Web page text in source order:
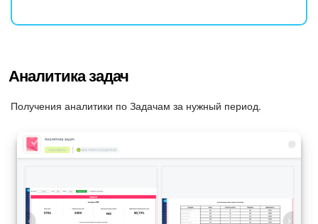
Аналитика задач
Получения аналитики по Задачам за нужный период.